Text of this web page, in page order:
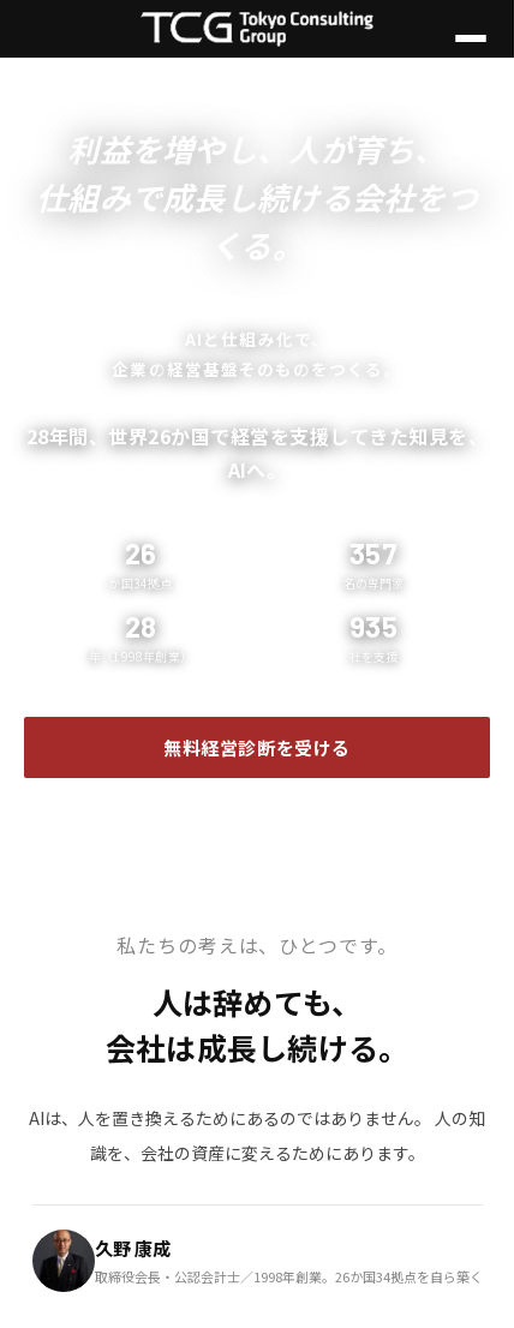
利益を増やし、人が育ち、
仕組みで成長し続ける会社をつ
くる。
AIと仕組み化で、
企業の 経営基盤そのもの をつくる。
28年間、世界26か国で経営を支援してきた知見を、
AIへ。
26
か国34拠点
357
名の専門家
28
年（1998年創業）
935
社を支援
無料経営診断を受ける
私たちの考えは、ひとつです。
人は辞めても、
会社は成長し続ける。
AIは、人を置き換えるためにあるのではありません。
人の知
識を、会社の資産に変えるためにあります。
久野 康成
取締役会長・公認会計士／1998年創業。26か国34拠点を自ら築く